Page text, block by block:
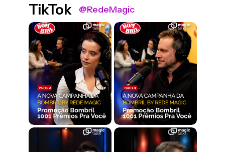
TikTok @RedeMagic